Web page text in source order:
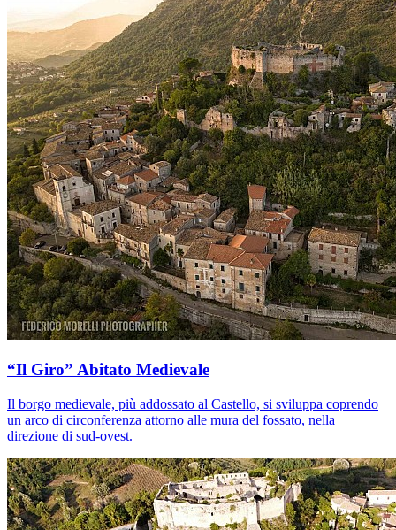
“Il Giro” Abitato Medievale
Il borgo medievale, più addossato al Castello, si sviluppa coprendo
un arco di circonferenza attorno alle mura del fossato, nella
direzione di sud-ovest.